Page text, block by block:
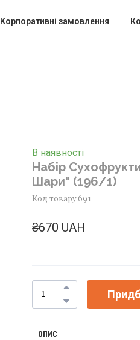
Корпоративні замовлення
В наявності
Набір
Шари" (196/1)
Код товару 691
₴670 UAH
ОПИС